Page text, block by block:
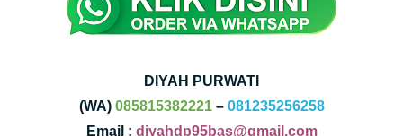
DIYAH PURWATI
(WA) 085815382221– 081235256258
Email : diyahdp95bas@gmail.com